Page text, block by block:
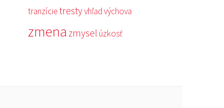
tranzícietrestyvhľadvýchova
zmena zmysel úzkosť